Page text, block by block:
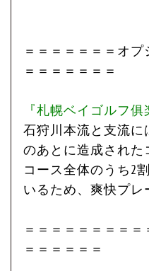
＝＝＝＝＝＝＝オプ
＝＝＝＝＝＝＝
『札幌ベイゴルフ俱
石狩川本流と支流
のあとに造成された
コース全体のうち2
いるため、爽快プ
＝＝＝＝＝＝＝＝
＝＝＝＝＝＝